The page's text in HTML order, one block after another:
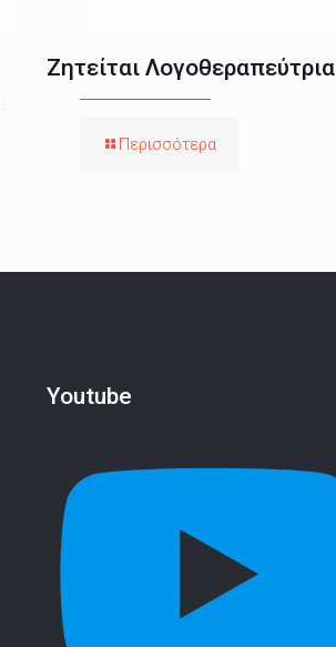
Ζητείται Λογοθεραπεύτρια
Περισσότερα
Youtube